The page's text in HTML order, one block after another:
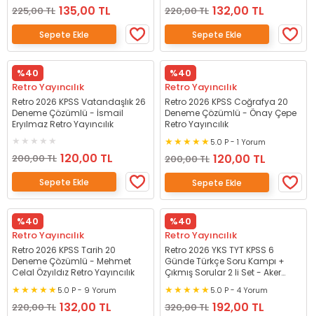
225,00 TL 135,00 TL
Sepete Ekle
220,00 TL 132,00 TL
Sepete Ekle
%40
Retro Yayıncılık
Retro 2026 KPSS Vatandaşlık 26
Deneme Çözümlü - İsmail
Eryılmaz Retro Yayıncılık
200,00 TL 120,00 TL
Sepete Ekle
%40
Retro Yayıncılık
Retro 2026 KPSS Coğrafya 20
Deneme Çözümlü - Önay Çepe
Retro Yayıncılık
5.0 P - 1 Yorum
200,00 TL 120,00 TL
Sepete Ekle
%40
Retro Yayıncılık
Retro 2026 KPSS Tarih 20
Deneme Çözümlü - Mehmet
Celal Özyıldız Retro Yayıncılık
5.0 P - 9 Yorum
220,00 TL 132,00 TL
%40
Retro Yayıncılık
Retro 2026 YKS TYT KPSS 6
Günde Türkçe Soru Kampı +
Çıkmış Sorular 2 li Set - Aker
5.0 P - 4 Yorum
320,00 TL 192,00 TL